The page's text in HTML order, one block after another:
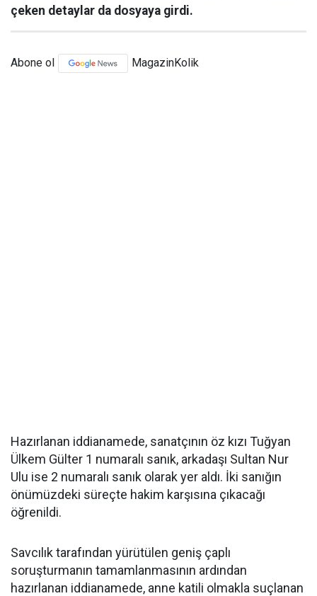
çeken detaylar da dosyaya girdi.
Abone ol MagazinKolik
Hazırlanan iddianamede, sanatçının öz kızı Tuğyan
Ülkem Gülter 1 numaralı sanık, arkadaşı Sultan Nur
Ulu ise 2 numaralı sanık olarak yer aldı. İki sanığın
önümüzdeki süreçte hakim karşısına çıkacağı
öğrenildi.
Savcılık tarafından yürütülen geniş çaplı
soruşturmanın tamamlanmasının ardından
hazırlanan iddianamede, anne katili olmakla suçlanan